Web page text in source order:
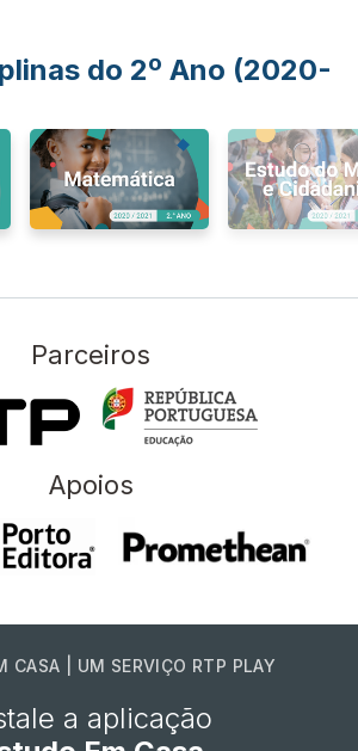
do 2º Ano (2020-
Parceiros
Apoios
CASA | UM SERVIÇO RTP PLAY
a aplicação